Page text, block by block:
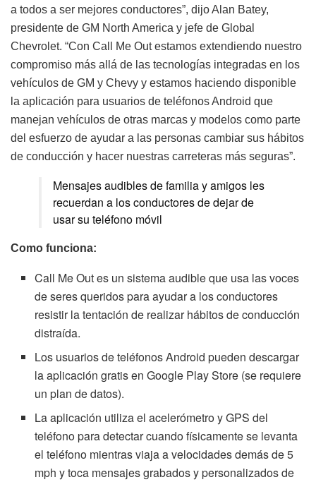
a todos a ser mejores conductores”, dijo Alan Batey,
presidente de GM North America y jefe de Global
Chevrolet. “Con Call Me Out estamos extendiendo nuestro
compromiso más allá de las tecnologías integradas en los
vehículos de GM y Chevy y estamos haciendo disponible
la aplicación para usuarios de teléfonos Android que
manejan vehículos de otras marcas y modelos como parte
del esfuerzo de ayudar a las personas cambiar sus hábitos
de conducción y hacer nuestras carreteras más seguras”.
Mensajes audibles de familia y amigos les
recuerdan a los conductores de dejar de
usar su teléfono móvil
Como funciona:
Call Me Out es un sistema audible que usa las voces
de seres queridos para ayudar a los conductores
resistir la tentación de realizar hábitos de conducción
distraída.
Los usuarios de teléfonos Android pueden descargar
la aplicación gratis en Google Play Store (se requiere
un plan de datos).
La aplicación utiliza el acelerómetro y GPS del
teléfono para detectar cuando físicamente se levanta
el teléfono mientras viaja a velocidades demás de 5
mph y toca mensajes grabados y personalizados de